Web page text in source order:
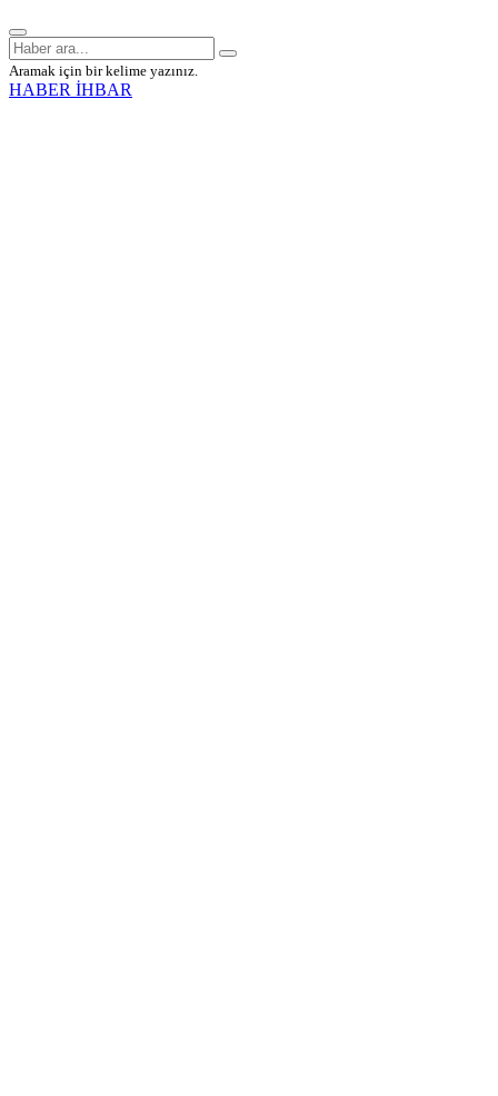
Aramak için bir kelime yazınız.
HABER İHBAR